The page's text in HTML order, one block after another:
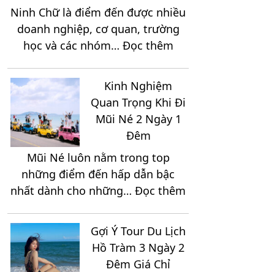
1
Đêm
Từ
A
Đến
Z
Ninh Chữ là điểm đến được nhiều
doanh nghiệp, cơ quan, trường
học và các nhóm… Đọc thêm:
Những
Địa
Điểm
Để
Tổ
Chức
Team
Building
Kinh Nghiệm
Quan Trọng Khi Đi
Mũi Né 2 Ngày 1
Đêm
Mũi Né luôn nằm trong top
những điểm đến hấp dẫn bậc
nhất dành cho những… Đọc thêm
Gợi Ý Tour Du Lịch
Hồ Tràm 3 Ngày 2
Đêm Giá Chỉ